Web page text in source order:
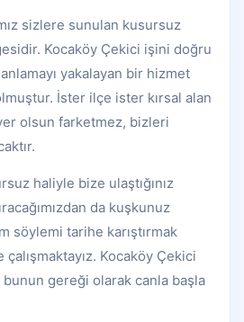
sizlere sunulan kusursuz
Kocaköy Çekici işini doğru
yakalayan bir hizmet
İster ilçe ister kırsal alan
olsun farketmez, bizleri
haliyle bize ulaştığınız
da kuşkunuz
söylemi tarihe karıştırmak
çalışmaktayız. Kocaköy Çekici
gereği olarak canla başla